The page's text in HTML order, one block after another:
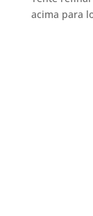
acima para